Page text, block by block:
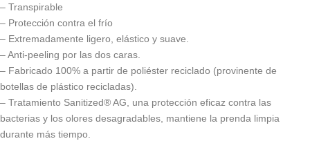
– Transpirable
– Protección contra el frío
– Extremadamente ligero, elástico y suave.
– Anti-peeling por las dos caras.
– Fabricado 100% a partir de poliéster reciclado (provinente de
botellas de plástico recicladas).
– Tratamiento Sanitized® AG, una protección eficaz contra las
bacterias y los olores desagradables, mantiene la prenda limpia
durante más tiempo.